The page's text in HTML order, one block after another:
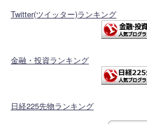
Twitter(ツイッター)ランキング
金融・投資ランキング
日経225先物ランキング